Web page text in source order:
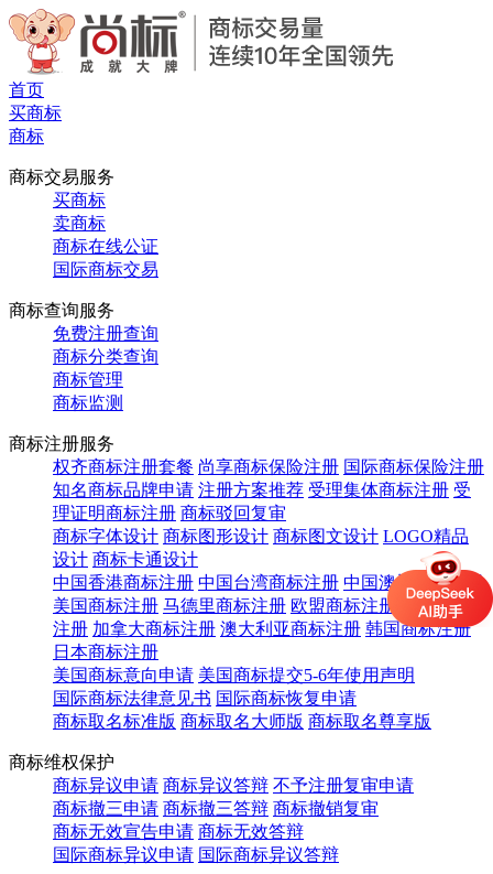
首页
买商标
商标
商标交易服务
买商标
卖商标
商标在线公证
国际商标交易
商标查询服务
免费注册查询
商标分类查询
商标管理
商标监测
商标注册服务
权齐商标注册套餐 尚享商标保险注册 国际商标保险注册
知名商标品牌申请 注册方案推荐 受理集体商标注册 受
理证明商标注册 商标驳回复审
商标字体设计 商标图形设计 商标图文设计 LOGO精品
设计 商标卡通设计
中国香港商标注册 中国台湾商标注册 中国澳门商标注册
美国商标注册 马德里商标注册 欧盟商标注册
英国商标
注册 加拿大商标注册 澳大利亚商标注册 韩国商标注册
日本商标注册
美国商标意向申请 美国商标提交5-6年使用声明
国际商标法律意见书 国际商标恢复申请
商标取名标准版 商标取名大师版 商标取名尊享版
商标维权保护
商标异议申请 商标异议答辩 不予注册复审申请
商标撤三申请 商标撤三答辩 商标撤销复审
商标无效宣告申请 商标无效答辩
国际商标异议申请 国际商标异议答辩